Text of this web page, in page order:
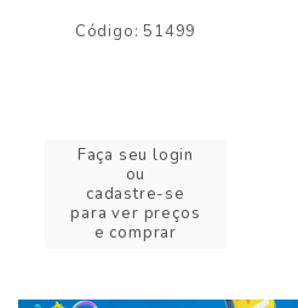
Código: 51499
Faça seu login
ou
cadastre-se
para ver preços
e comprar